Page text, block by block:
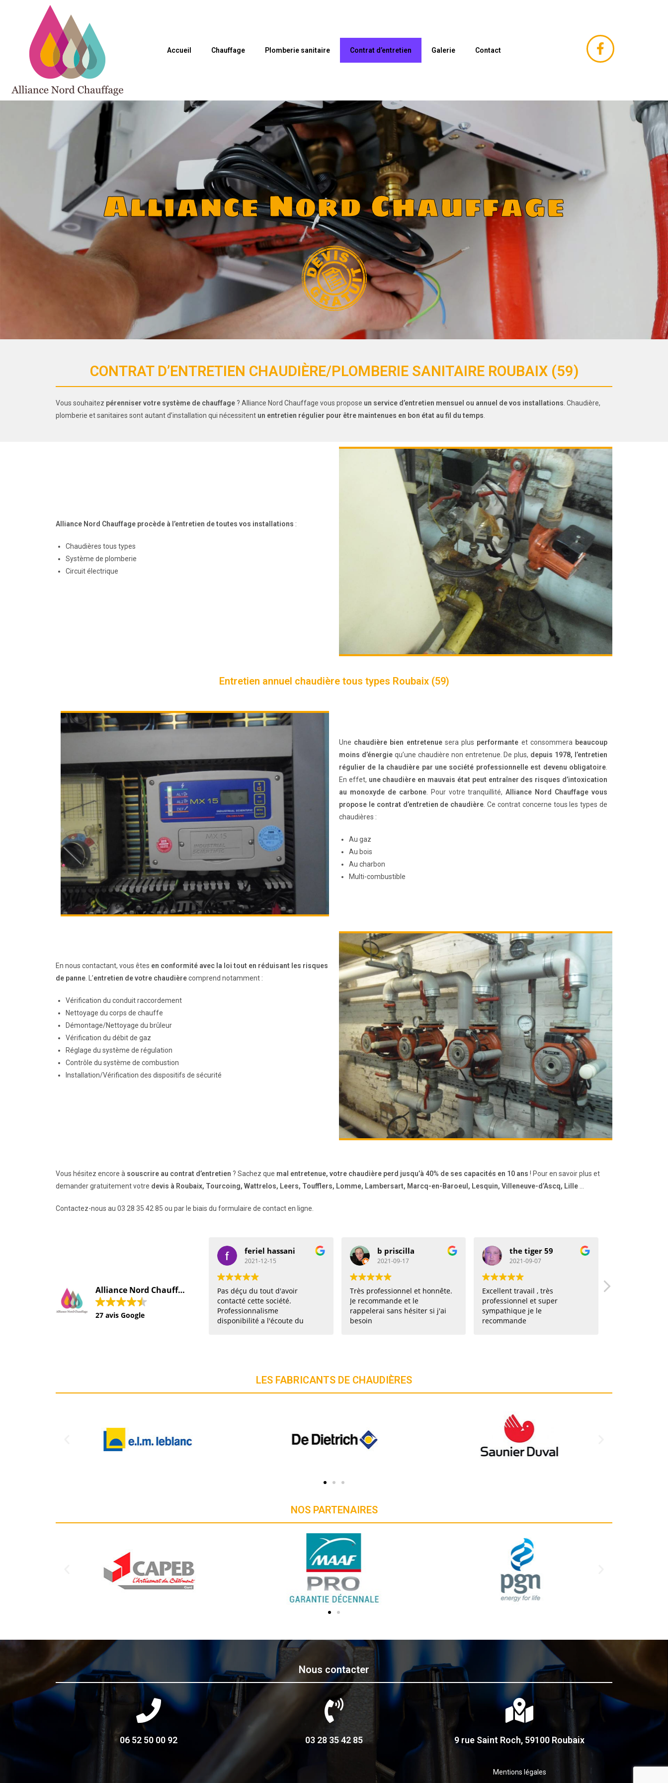
Accueil Chauffage Plomberie sanitaire Contrat d’entretien Galerie Contact
Alliance Nord Chauffage
CONTRAT D’ENTRETIEN CHAUDIÈRE/PLOMBERIE SANITAIRE ROUBAIX (59)
Vous souhaitez pérenniser votre système de chauffage ? Alliance Nord Chauffage vous propose un service d’entretien mensuel ou annuel de vos installations . Chaudière,
plomberie et sanitaires sont autant d’installation qui nécessitent un entretien régulier pour être maintenues en bon état au fil du temps
Alliance Nord Chauffage procède à l’entretien de toutes vos installations :
Chaudières tous types
Système de plomberie
Circuit électrique
Entretien annuel chaudière tous types Roubaix (59)
Une chaudière bien entretenuesera plus performante et consommera beaucoup
moins d’énergiequ’une chaudière non entretenue. De plus, depuis 1978, l’entretien
régulier de la chaudière par une société professionnelle est devenu obligatoire
En effet, une chaudière en mauvais état peut entraîner des risques d’intoxication
au monoxyde de carbone. Pour votre tranquillité,Alliance Nord Chauffage vous
propose le contrat d’entretien de chaudière . Ce contrat concerne tous les types de
chaudières :
Au gaz
Au bois
Au charbon
Multi-combustible
En nous contactant, vous êtes en conformité avec la loi tout en réduisant les risques
de panne. L’entretien de votre chaudièrecomprend notamment :
Vérification du conduit raccordement
Nettoyage du corps de chauffe
Démontage/Nettoyage du brûleur
Vérification du débit de gaz
Réglage du système de régulation
Contrôle du système de combustion
Installation/Vérification des dispositifs de sécurité
Vous hésitez encore à souscrire au contrat d’entretien ? Sachez que mal entretenue, votre chaudière perd jusqu’à 40% de ses capacités en 10 ans ! Pour en savoir plus et
demander gratuitement votre devis à Roubaix, Tourcoing, Wattrelos, Leers, Toufflers, Lomme, Lambersart, Marcq-en-Baroeul, Lesquin, Villeneuve-d’Ascq, Lille
Contactez-nous au 03 28 35 42 85 ou par le biais du formulaire de contact en ligne.
Alliance Nord Chauffage SARL
27 avis Google
feriel hassani
2021-12-15
Pas déçu du tout d'avoir
contacté cette société.
Professionnalisme
disponibilité a l'écoute du
b priscilla
2021-09-17
Très professionnel et honnête.
Je recommande et le
rappelerai sans hésiter si j'ai
the tiger 59
2021-09-07
Excellent travail , très
professionnel et super
sympathique je le
recommande
Mon héros ! Appel
LES FABRICANTS DE CHAUDIÈRES
NOS PARTENAIRES
Nous contacter
06 52 50 00 92 03 28 35 42 85 9 rue Saint Roch, 59100 Roubaix
Mentions légales